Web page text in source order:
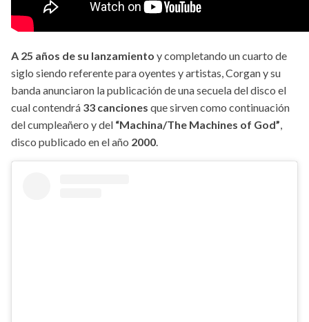
A 25 años de su lanzamiento y completando un cuarto de
siglo siendo referente para oyentes y artistas, Corgan y su
banda anunciaron la publicación de una secuela del disco el
cual contendrá 33 canciones que sirven como continuación
del cumpleañero y del “Machina/The Machines of God”,
disco publicado en el año 2000.